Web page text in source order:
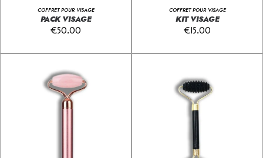
COFFRET POUR VISAGE
PACK VISAGE
€50.00
COFFRET POUR VISAGE
KIT VISAGE
€15.00